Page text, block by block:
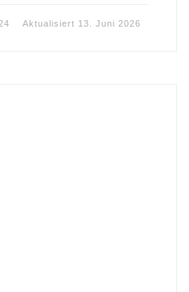
Aktualisiert 13. Juni 2026